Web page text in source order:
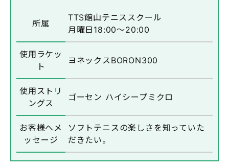
所属
TTS館山テニススクール
月曜日18:00～20:00
使用ラケッ
ト
ヨネックスBORON300
使用ストリ
ングス
ゴーセン ハイシープミクロ
お客様へメ
ッセージ
ソフトテニスの楽しさを知っていた
だきたい。